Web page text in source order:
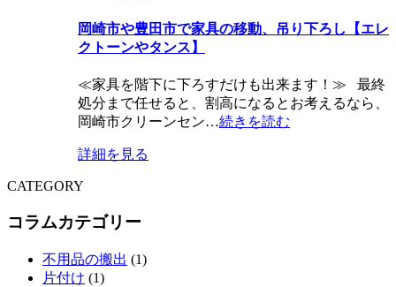
岡崎市や豊田市で家具の移動、吊り下ろし【エレ
クトーンやタンス】
≪家具を階下に下ろすだけも出来ます！≫ 最終
処分まで任せると、割高になるとお考えるなら、
岡崎市クリーンセン…続きを読む
詳細を見る
CATEGORY
コラムカテゴリー
不用品の搬出 (1)
片付け (1)